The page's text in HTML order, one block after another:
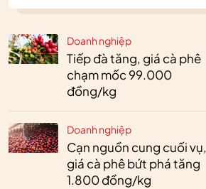
Doanh nghiệp
Tiếp đà tăng, giá cà phê
chạm mốc 99.000
đồng/kg
Doanh nghiệp
Cạn nguồn cung cuối vụ,
giá cà phê bứt phá tăng
1.800 đồng/kg